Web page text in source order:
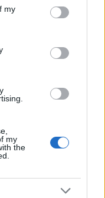
You may click to
third-party tags to
in below Google
my
my
the
a magyar
a 2012-es
A
szlovének a C